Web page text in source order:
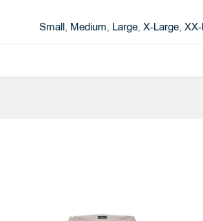
Small, Medium, Large, X-Large,